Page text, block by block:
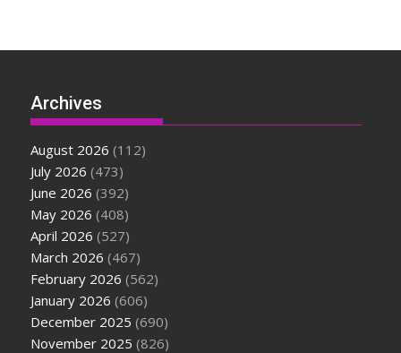
Archives
August 2026 (112)
July 2026 (473)
June 2026 (392)
May 2026 (408)
April 2026 (527)
March 2026 (467)
February 2026 (562)
January 2026 (606)
December 2025 (690)
November 2025 (826)